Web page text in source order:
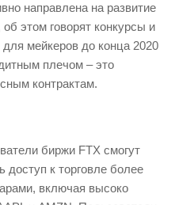
направлена на развитие
этом говорят конкурсы и
мейкеров до конца 2020
плечом – это
контрактам.
биржи FTX смогут
доступ к торговле более
включая высоко